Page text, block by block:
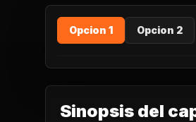
Opcion 1 Opcion 2
Sinopsis del